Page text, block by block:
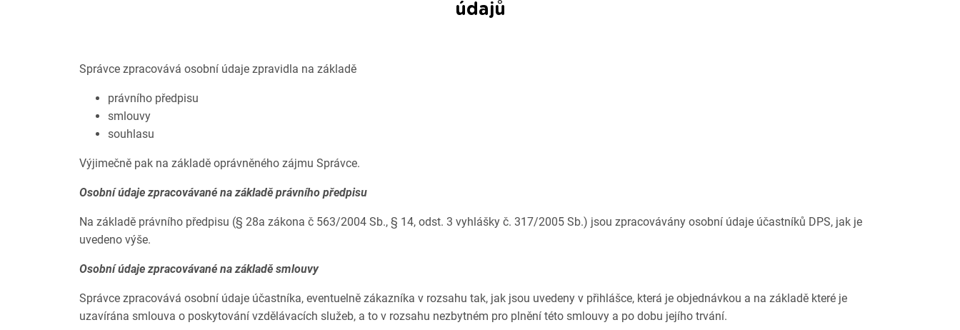
údajů
Správce zpracovává osobní údaje zpravidla na základě
právního předpisu
smlouvy
souhlasu
Výjimečně pak na základě oprávněného zájmu Správce.
Osobní údaje zpracovávané na základě právního předpisu
Na základě právního předpisu (§ 28a zákona č 563/2004 Sb., § 14, odst. 3 vyhlášky č. 317/2005 Sb.) jsou zpracovávány osobní údaje účastníků DPS, jak je
uvedeno výše.
Osobní údaje zpracovávané na základě smlouvy
Správce zpracovává osobní údaje účastníka, eventuelně zákazníka v rozsahu tak, jak jsou uvedeny v přihlášce, která je objednávkou a na základě které je
uzavírána smlouva o poskytování vzdělávacích služeb, a to v rozsahu nezbytném pro plnění této smlouvy a po dobu jejího trvání.